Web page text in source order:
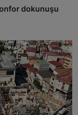
dokunuşu